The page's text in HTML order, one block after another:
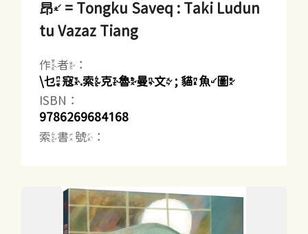
昂 = Tongku Saveq : Taki Ludun
tu Vazaz Tiang
作者：
\乜寇.索克魯曼文 ; 貓魚圖
ISBN：
9786269684168
索書號：